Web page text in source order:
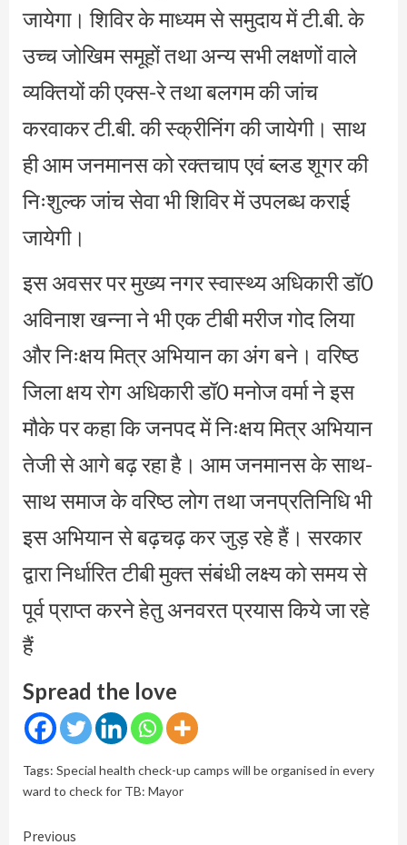
जायेगा। शिविर के माध्यम से समुदाय में टी.बी. के
उच्च जोखिम समूहों तथा अन्य सभी लक्षणों वाले
व्यक्तियों की एक्स-रे तथा बलगम की जांच
करवाकर टी.बी. की स्क्रीनिंग की जायेगी। साथ
ही आम जनमानस को रक्तचाप एवं ब्लड शूगर की
निःशुल्क जांच सेवा भी शिविर में उपलब्ध कराई
जायेगी।
इस अवसर पर मुख्य नगर स्वास्थ्य अधिकारी डॉ0
अविनाश खन्ना ने भी एक टीबी मरीज गोद लिया
और निःक्षय मित्र अभियान का अंग बने। वरिष्ठ
जिला क्षय रोग अधिकारी डॉ0 मनोज वर्मा ने इस
मौके पर कहा कि जनपद में निःक्षय मित्र अभियान
तेजी से आगे बढ़ रहा है। आम जनमानस के साथ-
साथ समाज के वरिष्ठ लोग तथा जनप्रतिनिधि भी
इस अभियान से बढ़चढ़ कर जुड़ रहे हैं। सरकार
द्वारा निर्धारित टीबी मुक्त संबंधी लक्ष्य को समय से
पूर्व प्राप्त करने हेतु अनवरत प्रयास किये जा रहे
हैं
Spread the love
Tags: Special health check-up camps will be organised in every
ward to check for TB: Mayor
Continue
Previous